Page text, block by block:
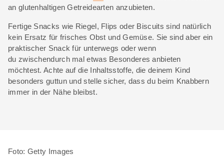
an glutenhaltigen Getreidearten anzubieten.
Fertige Snacks wie Riegel, Flips oder Biscuits sind natürlich
kein Ersatz für frisches Obst und Gemüse. Sie sind aber ein
praktischer Snack für unterwegs oder wenn
du zwischendurch mal etwas Besonderes anbieten
möchtest. Achte auf die Inhaltsstoffe, die deinem Kind
besonders guttun und stelle sicher, dass du beim Knabbern
immer in der Nähe bleibst.
Foto: Getty Images